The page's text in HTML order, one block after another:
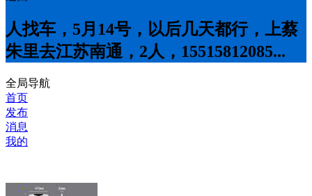
人找车，5月14号，以后几天都行，上蔡
朱里去江苏南通，2人，15515812085...
全局导航
首页
发布
消息
我的